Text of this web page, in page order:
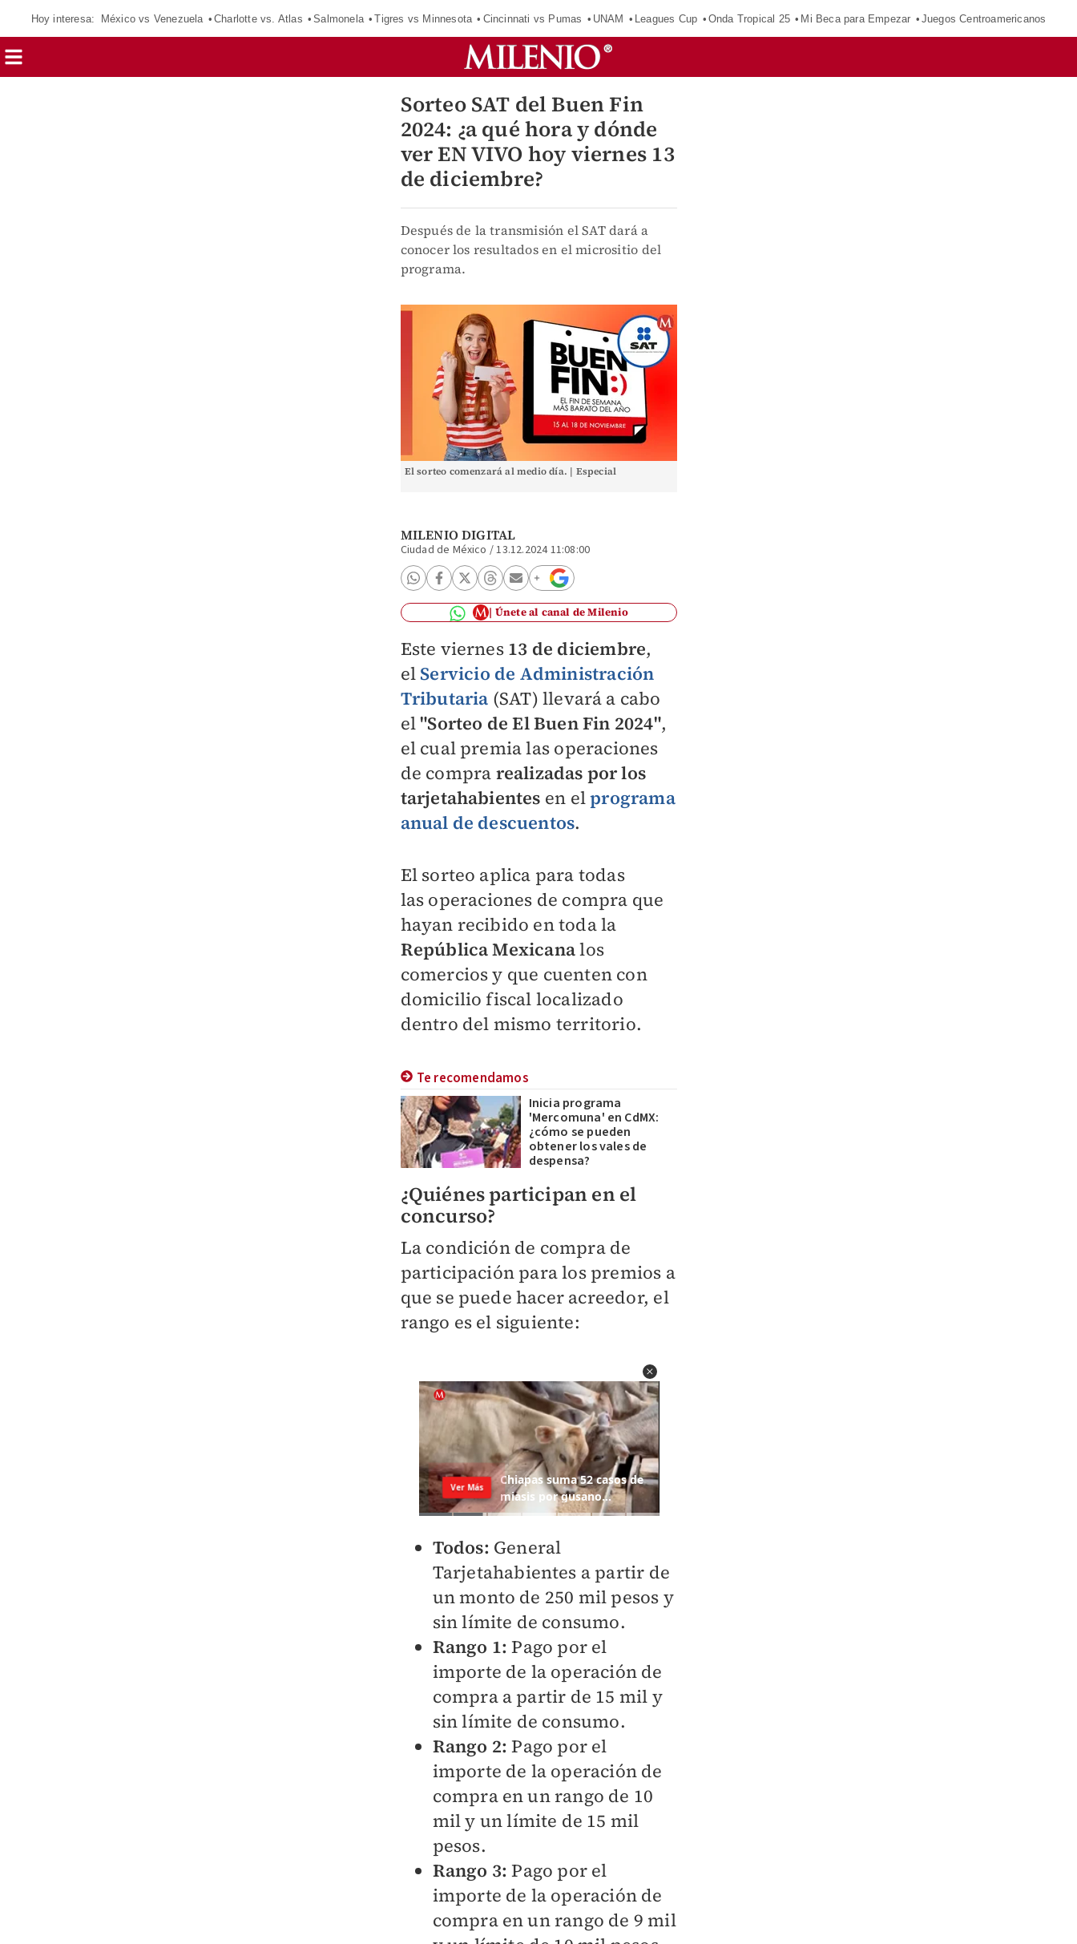
Hoy interesa: México vs Venezuela Charlotte vs. Atlas Salmonela Tigres vs Minnesota Cincinnati vs Pumas UNAM Leagues Cup Onda Tropical 25 Mi Beca para Empezar Juegos Centroamericanos
Sorteo SAT del Buen Fin
2024: ¿a qué hora y dónde
ver EN VIVO hoy viernes 13
de diciembre?
Después de la transmisión el SAT dará a
conocer los resultados en el micrositio del
programa.
El sorteo comenzará al medio día. | Especial
MILENIO DIGITAL
Ciudad de México /13.12.2024 11:08:00
Únete al canal de Milenio
Este viernes13 de diciembre,
el Servicio de Administración
Tributaria (SAT) llevará a cabo
el"Sorteo deEl Buen Fin 2024",
el cual premia las operaciones
de compra realizadas por los
tarjetahabientes en elprograma
anual de descuentos.
El sorteo aplica para todas
las operaciones de compra que
hayan recibido en toda la
República Mexicanalos
comercios y que cuenten con
domicilio fiscal localizado
dentro del mismo territorio.
Te recomendamos
Inicia programa
'Mercomuna' en CdMX:
¿cómo se pueden
obtener los vales de
despensa?
¿Quiénes participan en el
concurso?
La condición de compra de
participación para los premios a
que se puede hacer acreedor, el
rango es el siguiente:
Todos: General
Tarjetahabientes a partir de
un monto de 250 mil pesos y
sin límite de consumo.
Rango 1:Pago por el
importe de la operación de
compra a partir de 15 mil y
sin límite de consumo.
Rango 2:Pago por el
importe de la operación de
compra en un rango de 10
mil y un límite de 15 mil
pesos.
Rango 3:Pago por el
importe de la operación de
compra en un rango de 9 mil